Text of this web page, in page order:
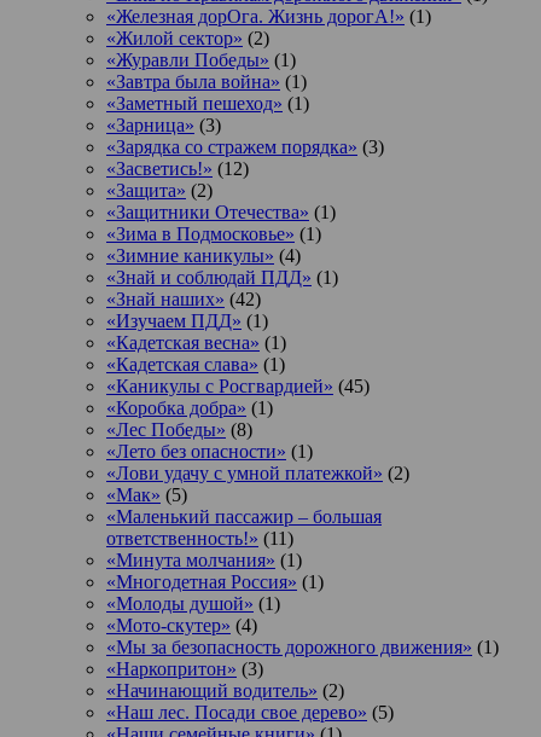
«Железная дорОга. Жизнь дорогА!» (1)
«Жилой сектор» (2)
«Журавли Победы» (1)
«Завтра была война» (1)
«Заметный пешеход» (1)
«Зарница» (3)
«Зарядка со стражем порядка» (3)
«Засветись!» (12)
«Защита» (2)
«Защитники Отечества» (1)
«Зима в Подмосковье» (1)
«Зимние каникулы» (4)
«Знай и соблюдай ПДД» (1)
«Знай наших» (42)
«Изучаем ПДД» (1)
«Кадетская весна» (1)
«Кадетская слава» (1)
«Каникулы с Росгвардией» (45)
«Коробка добра» (1)
«Лес Победы» (8)
«Лето без опасности» (1)
«Лови удачу с умной платежкой» (2)
«Мак» (5)
«Маленький пассажир – большая
ответственность!» (11)
«Минута молчания» (1)
«Многодетная Россия» (1)
«Молоды душой» (1)
«Мото-скутер» (4)
«Мы за безопасность дорожного движения» (1)
«Наркопритон» (3)
«Начинающий водитель» (2)
«Наш лес. Посади свое дерево» (5)